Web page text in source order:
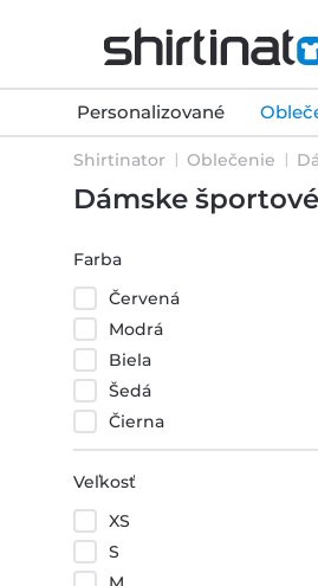
Personalizované
Shirtinator Oblečenie
Dámske
Farba
Červená
Modrá
Biela
Šedá
Čierna
Veľkosť
XS
S